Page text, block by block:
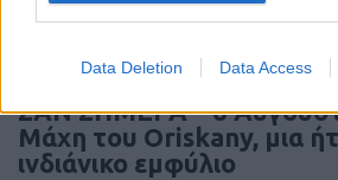
Data Deletion Data Access
19:20
ΣΑΝ ΣΗΜΕΡΑ – 6
Μάχη του Oriskany, μια
ινδιάνικο εμφύλιο